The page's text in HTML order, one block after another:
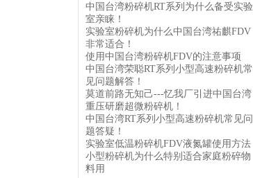
中国台湾粉碎机RT系列为什么备受实验
室亲睐！
实验室粉碎机为什么中国台湾祐麒FDV
非常适合！
使用中国台湾粉碎机FDV的注意事项
中国台湾荣聪RT系列小型高速粉碎机常
见问题解答！
莫道前路无知己---忆我厂引进中国台湾
重压研磨超微粉碎机！
中国台湾RT系列小型高速粉碎机常见问
题答疑！
实验室低温粉碎机FDV液氮罐使用方法
小型粉碎机为什么特别适合家庭粉碎物
料用